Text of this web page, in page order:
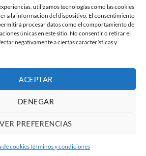
utilizamos tecnologías como las cookies
a la información del dispositivo. El consentimiento
procesar datos como el comportamiento de
únicas en este sitio. No consentir o retirar el
negativamente a ciertas características y
ACEPTAR
DENEGAR
VER PREFERENCIAS
de cookiesTérminos y condiciones
©Automatismos Para Puertas